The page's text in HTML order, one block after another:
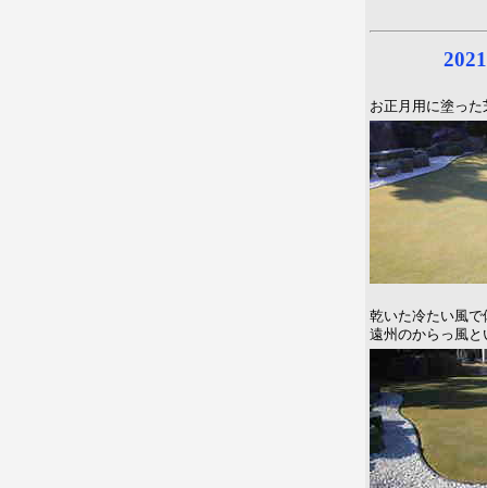
お正月用に塗っ
乾いた冷たい風
遠州のからっ風と